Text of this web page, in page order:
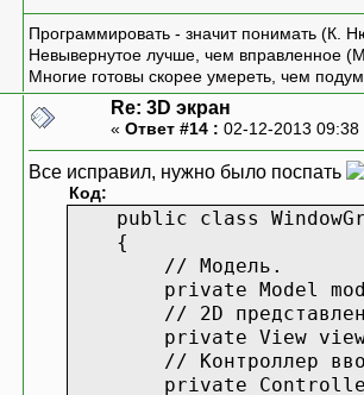
}
public
// Создаём части и
this.model =
this.view = new
this.controller =
// Включаем двойную
// Создаём
this.background =
this.foreground = new
// Обрабатываем
this.view.Updated
}
// Перехват нужных
// Отрисовка
Программировать - значит понимать (К.
Невывернутое лучше, чем вправленное
Многие готовы скорее умереть, чем
Re: 3D экран
« Ответ #14 : 02-12-2013
Все исправил, нужно было поспать
Код:
public class
{
// Модель.
private Model
// 2D
private View
// Контроллер ввода
private Controller